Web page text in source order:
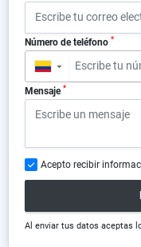
Número de teléfono *
▼
Mensaje *
Acepto recibir
Al enviar tus datos aceptas